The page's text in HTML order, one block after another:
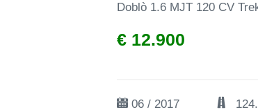
Doblò 1.6 MJT 120 CV
€ 12.900
06 / 2017